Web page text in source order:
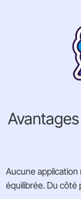
Aucune
équilibrée. Du côté